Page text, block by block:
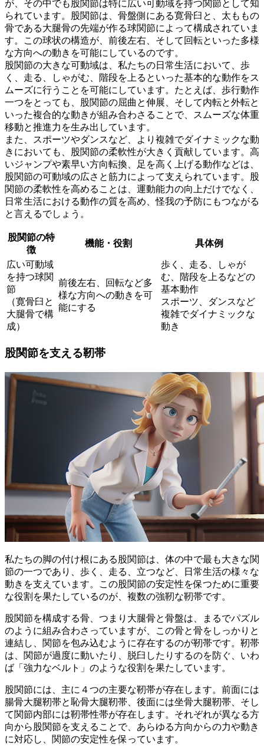
が、その中でも股関節は特に広い可動域を持つ関節として知
られています。股関節は、骨盤側にある寛骨臼と、太ももの
骨である大腿骨の先端が作る球関節によって構成されていま
す。この球状の構造が、前後左右、そして回転といった多様
な方向への動きを可能にしているのです。
股関節の大きな可動域は、私たちの日常生活において、歩
く、走る、しゃがむ、階段を上るといった基本的な動作をス
ムーズに行うことを可能にしています。 たとえば、歩行動作
一つをとっても、股関節の屈曲と伸展、そして内転と外転と
いった複合的な動きが組み合わさることで、スムーズな体重
移動と推進力を生み出しています。
また、スポーツやダンスなど、より複雑でダイナミックな動
きにおいても、股関節の柔軟性が大きく貢献しています。 高
いジャンプや素早い方向転換、足を高く上げる動作などは、
股関節の可動域の広さと筋力によって支えられています。股
関節の柔軟性を高めることは、運動能力の向上だけでなく、
日常生活における動作の質を高め、怪我の予防にもつながる
と言えるでしょう。
股関節の特
徴
機能・役割 具体例
広い可動域
を持つ球関
節
（寛骨臼と
大腿骨で構
成）
前後左右、回転など多
様な方向への動きを可
能にする
歩く、走る、しゃが
む、階段を上るなどの
基本動作
スポーツ、ダンスなど
複雑でダイナミックな
動き
股関節を支える靭帯
私たちの脚の付け根にある股関節は、体の中で最も大きな関
節の一つであり、歩く、走る、立つなど、日常生活の様々な
動きを支えています。この股関節の安定性を保つために重要
な役割を果たしているのが、複数の強靭な靭帯です。
股関節を構成する骨、つまり大腿骨と骨盤は、まるでパズル
のように組み合わさっていますが、この骨と骨をしっかりと
連結し、関節を包み込むように存在するのが靭帯です。靭帯
は、関節が過度に動いたり、脱臼したりするのを防ぐ、いわ
ば「強力なベルト」のような役割を果たしています。
股関節には、主に４つの主要な靭帯が存在します。前面には
腸骨大腿靭帯と恥骨大腿靭帯、後面には坐骨大腿靭帯、そし
て関節内部には靭帯性帯が存在します。 それぞれが異なる方
向から股関節を支えることで、あらゆる方向からの力や動き
に対応し、関節の安定性を保っています。